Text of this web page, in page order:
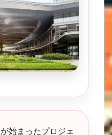
始まったプロジェ